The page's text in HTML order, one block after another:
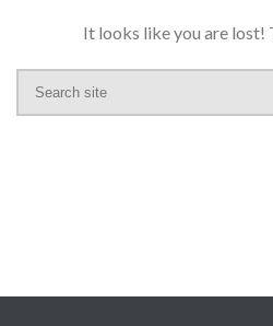
It looks like you are lost!